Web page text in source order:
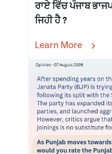
ਰਾਏ ਵਿੱਚ ਪੰਜਾਬ
ਜਿਹੀ ਹੈ ?
Learn More